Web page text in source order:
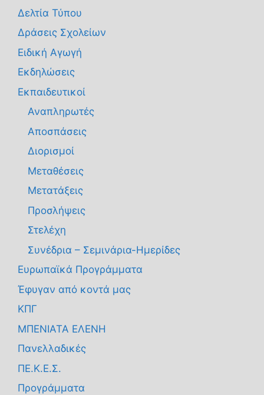
Δελτία Τύπου
Δράσεις Σχολείων
Ειδική Αγωγή
Εκδηλώσεις
Εκπαιδευτικοί
Αναπληρωτές
Αποσπάσεις
Διορισμοί
Μεταθέσεις
Μετατάξεις
Προσλήψεις
Στελέχη
Συνέδρια – Σεμινάρια-Ημερίδες
Ευρωπαϊκά Προγράμματα
Έφυγαν από κοντά μας
ΚΠΓ
ΜΠΕΝΙΑΤΑ ΕΛΕΝΗ
Πανελλαδικές
ΠΕ.Κ.Ε.Σ.
Προγράμματα